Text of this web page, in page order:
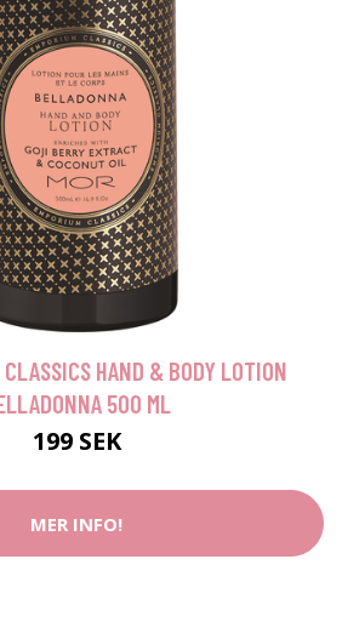
CLASSICS HAND & BODY LOTION
500 ML
199 SEK
MER INFO!